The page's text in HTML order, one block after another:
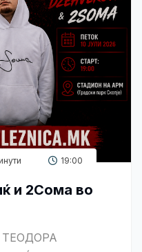
19:00
и 2Сома во
ТЕОДОРА